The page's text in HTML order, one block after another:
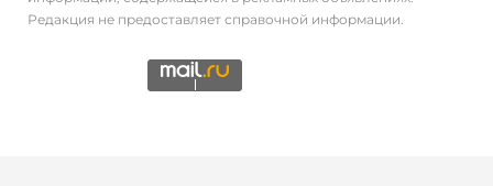
Редакция не предоставляет справочной информации.